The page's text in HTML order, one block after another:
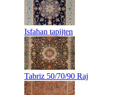
Isfahan tapijten
Tabriz 50/70/90 Raj